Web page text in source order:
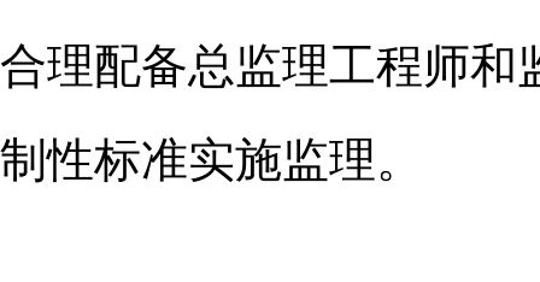
合理配备总监理工程师和
制性标准实施监理。